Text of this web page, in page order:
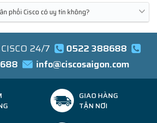
phối Cisco có uy tín không?
24/7
0522 388688
info@ciscosaigon.com
GIAO HÀNG
TẬN NƠI